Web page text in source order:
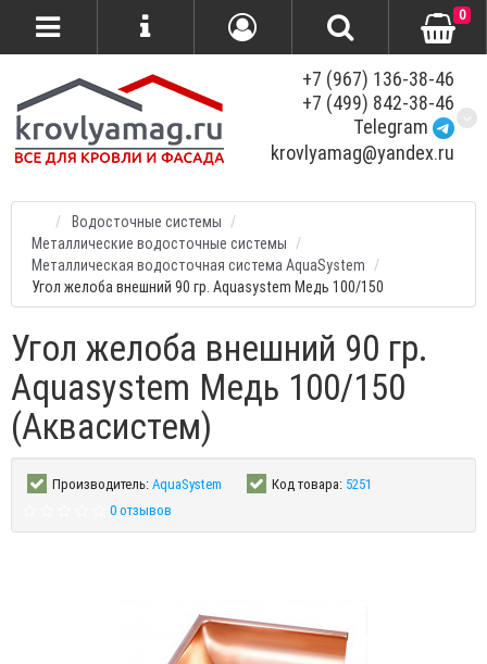
+7 (967) 136-38-46
+7 (499) 842-38-46
Telegram
krovlyamag@yandex.ru
0
Водосточные системы
Металлические водосточные системы
Металлическая водосточная система AquaSystem
Угол желоба внешний 90 гр. Aquasystem Медь 100/150
Угол желоба внешний 90 гр.
Aquasystem Медь 100/150
(Аквасистем)
Производитель:AquaSystem Код товара: 5251
0 отзывов